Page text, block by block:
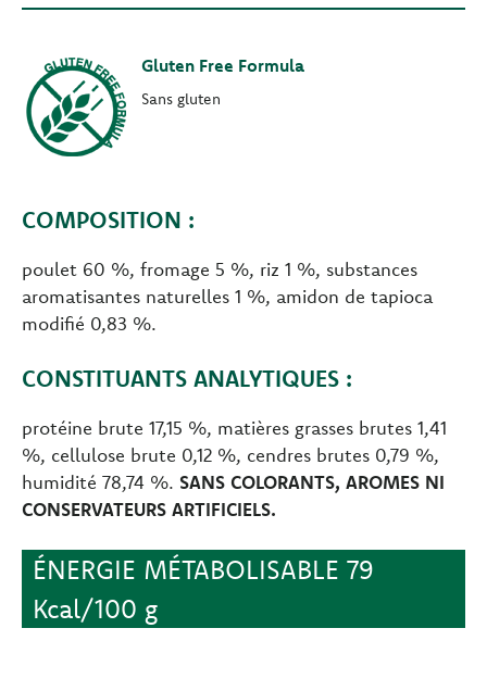
Gluten Free Formula
Sans gluten
COMPOSITION :
poulet 60 %, fromage 5 %, riz 1 %, substances
aromatisantes naturelles 1 %, amidon de tapioca
modifié 0,83 %.
CONSTITUANTS ANALYTIQUES :
protéine brute 17,15 %, matières grasses brutes 1,41
%, cellulose brute 0,12 %, cendres brutes 0,79 %,
humidité 78,74 %. SANS COLORANTS, AROMES NI
CONSERVATEURS ARTIFICIELS.
ÉNERGIE MÉTABOLISABLE 79
Kcal/100 g